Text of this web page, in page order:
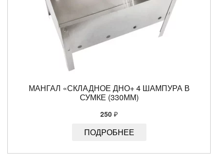
МАНГАЛ «СКЛАДНОЕ ДНО+ 4 ШАМПУРА В
СУМКЕ (330ММ)
250 ₽
ПОДРОБНЕЕ